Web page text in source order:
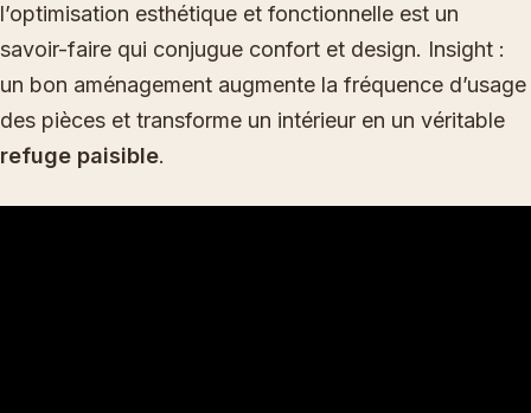
l’optimisation esthétique et fonctionnelle est un
savoir-faire qui conjugue confort et design. Insight :
un bon aménagement augmente la fréquence d’usage
des pièces et transforme un intérieur en un véritable
refuge paisible.